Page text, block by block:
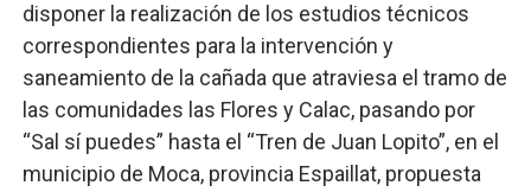
disponer la realización de los estudios técnicos
correspondientes para la intervención y
saneamiento de la cañada que atraviesa el tramo de
las comunidades las Flores y Calac, pasando por
“Sal sí puedes” hasta el “Tren de Juan Lopito”, en el
municipio de Moca, provincia Espaillat, propuesta